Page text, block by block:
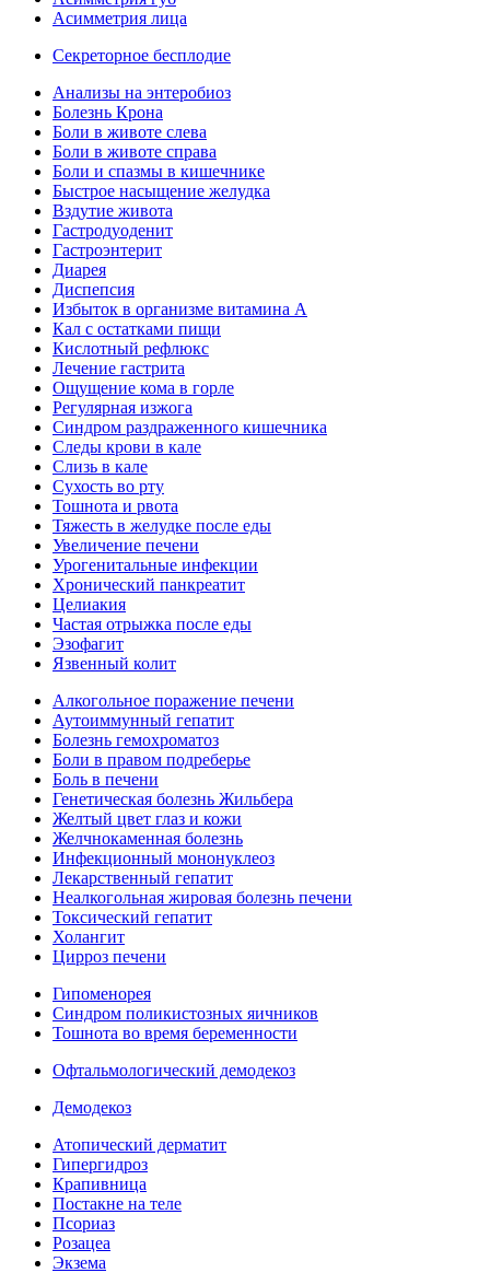
Асимметрия лица
Секреторное бесплодие
Анализы на энтеробиоз
Болезнь Крона
Боли в животе слева
Боли в животе справа
Боли и спазмы в кишечнике
Быстрое насыщение желудка
Вздутие живота
Гастродуоденит
Гастроэнтерит
Диарея
Диспепсия
Избыток в организме витамина А
Кал с остатками пищи
Кислотный рефлюкс
Лечение гастрита
Ощущение кома в горле
Регулярная изжога
Синдром раздраженного кишечника
Следы крови в кале
Слизь в кале
Сухость во рту
Тошнота и рвота
Тяжесть в желудке после еды
Увеличение печени
Урогенитальные инфекции
Хронический панкреатит
Целиакия
Частая отрыжка после еды
Эзофагит
Язвенный колит
Алкогольное поражение печени
Аутоиммунный гепатит
Болезнь гемохроматоз
Боли в правом подреберье
Боль в печени
Генетическая болезнь Жильбера
Желтый цвет глаз и кожи
Желчнокаменная болезнь
Инфекционный мононуклеоз
Лекарственный гепатит
Неалкогольная жировая болезнь печени
Токсический гепатит
Холангит
Цирроз печени
Гипоменорея
Синдром поликистозных яичников
Тошнота во время беременности
Офтальмологический демодекоз
Демодекоз
Атопический дерматит
Гипергидроз
Крапивница
Постакне на теле
Псориаз
Розацеа
Экзема